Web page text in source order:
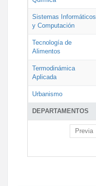
DEPARTAMENTOS
Sistemas Informáticos
y Computación
Tecnología de
Alimentos
Termodinámica
Aplicada
Urbanismo
Previa